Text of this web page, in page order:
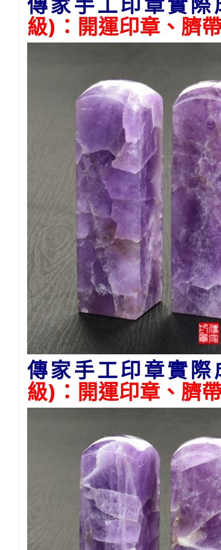
傳家手工印章實際
級)：開運印章、臍
傳家手工印章實際
級)：開運印章、臍